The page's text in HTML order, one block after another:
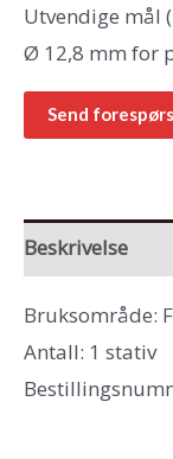
Utvendige mål
Ø 12,8 mm for
Send
Beskrivelse
Bruksområde:
Antall: 1 stativ